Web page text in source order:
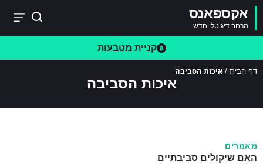
אקספאנס
מרחב דיגיטלי חדש
קניית מטבעות
דף הבית / איכות הסביבה
איכות הסביבה
מאמרים
האם שיקולים סביבתיים